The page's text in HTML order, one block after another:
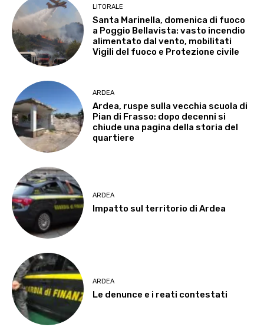
LITORALE
Santa Marinella, domenica di fuoco
a Poggio Bellavista: vasto incendio
alimentato dal vento, mobilitati
Vigili del fuoco e Protezione civile
ARDEA
Ardea, ruspe sulla vecchia scuola di
Pian di Frasso: dopo decenni si
chiude una pagina della storia del
quartiere
ARDEA
Impatto sul territorio di Ardea
ARDEA
Le denunce e i reati contestati